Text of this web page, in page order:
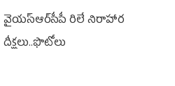
వైయ‌స్ఆర్‌సీపీ రిలే నిరాహార
దీక్షలు..ఫొటోలు